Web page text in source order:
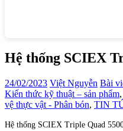
Hệ thống SCIEX
24/02/2023 Việt Nguyễn Bài
Kiến thức kỹ thuật – sản phẩm,
vệ thực vật - Phân bón, TIN
Hệ thống SCIEX Triple Quad